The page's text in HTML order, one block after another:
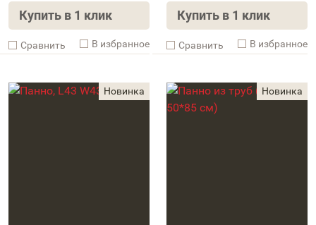
Купить в 1 клик
Cравнить В избранное
Купить в 1 клик
Cравнить В избранное